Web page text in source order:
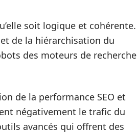
soit logique et cohérente.
de la hiérarchisation du
des moteurs de recherche
de la performance SEO et
négativement le trafic du
avancés qui offrent des